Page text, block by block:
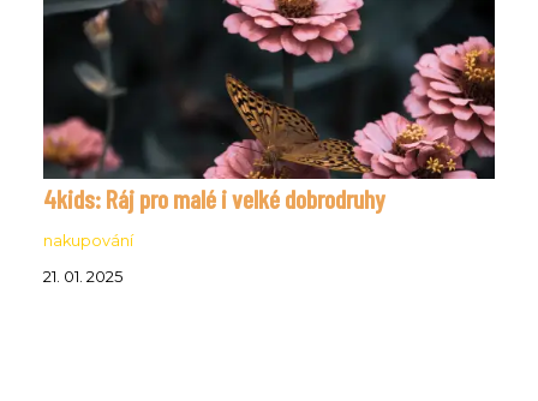
4kids: Ráj pro malé i velké dobrodruhy
nakupování
21. 01. 2025